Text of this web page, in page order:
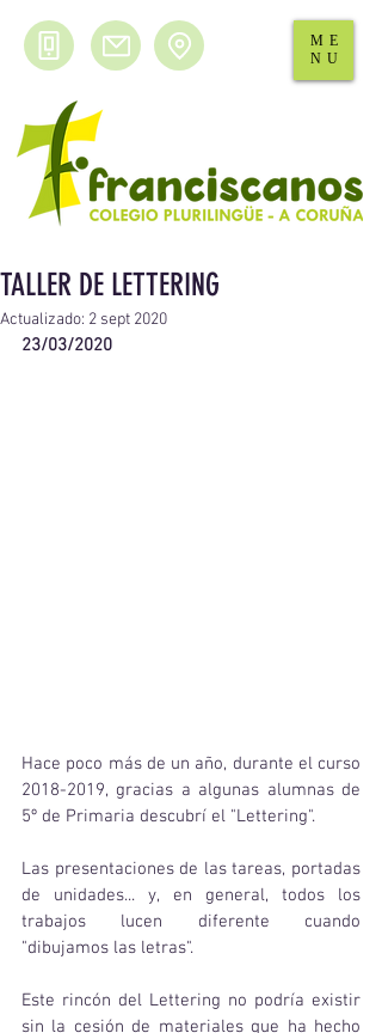
ME
NU
TALLER DE LETTERING
Actualizado: 2 sept 2020
23/03/2020
Hace poco más de un año, durante el curso
2018-2019, gracias a algunas alumnas de
5º de Primaria descubrí el "Lettering".
Las presentaciones de las tareas, portadas
de unidades... y, en general, todos los
trabajos lucen diferente cuando
"dibujamos las letras".
Este rincón del Lettering no podría existir